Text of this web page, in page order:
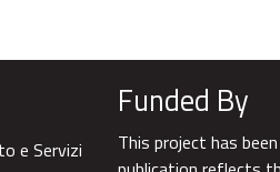
e Servizi
Funded By
This project has